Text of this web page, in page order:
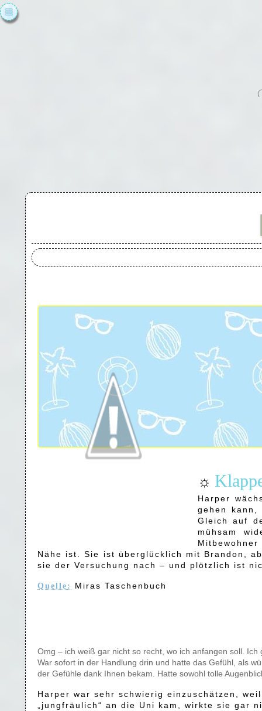
☼
Harper
gehen
Gleich auf
mühsam
Nähe ist. Sie ist überglücklich mit Brandon,
sie der Versuchung nach – und plötzlich ist
Quelle: Miras Taschenbuch
Omg – ich weiß gar nicht so recht, wo ich anfangen soll.
War sofort in der Handlung drin und hatte das Gefühl, als
der Gefühle dank Ihnen bekam. Hatte sowohl tolle
Harper war sehr schwierig einzuschätzen,
„jungfräulich“ an die Uni kam, wirkte sie gar